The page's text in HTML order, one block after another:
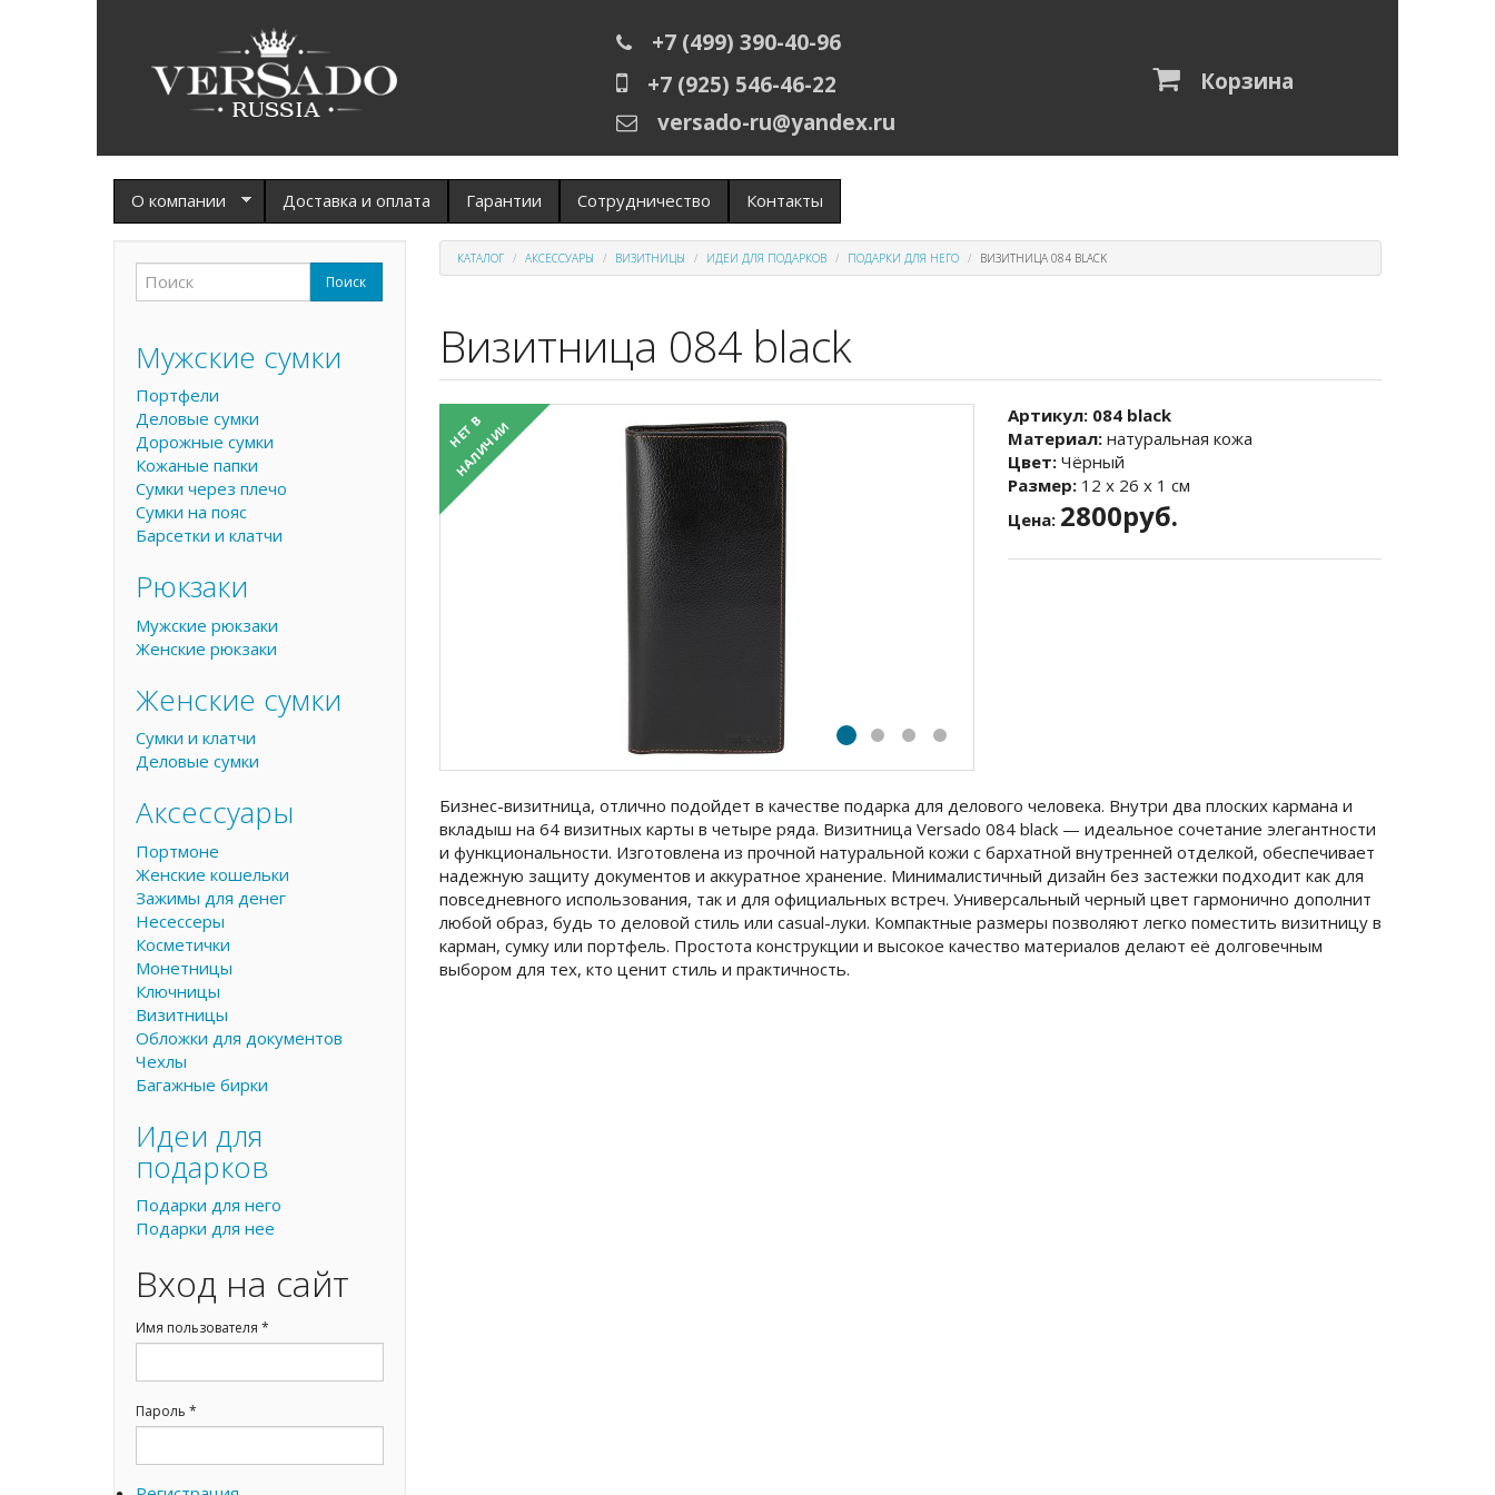
+7 (499) 390-40-96
+7 (925) 546-46-22
versado-ru@yandex.ru
Корзина
О компании Доставка и оплата Гарантии Сотрудничество Контакты
КАТАЛОГ АКСЕССУАРЫ ВИЗИТНИЦЫ ИДЕИ ДЛЯ ПОДАРКОВ ПОДАРКИ ДЛЯ НЕГО ВИЗИТНИЦА 084 BLACK
Визитница 084 black
Артикул: 084 black
Материал:натуральная кожа
Цвет:Чёрный
Размер: 12 х 26 х 1 см
Цена: 2800руб.
Бизнес-визитница, отлично подойдет в качестве подарка для делового человека. Внутри два плоских кармана и
вкладыш на 64 визитных карты в четыре ряда. Визитница Versado 084 black — идеальное сочетание элегантности
и функциональности. Изготовлена из прочной натуральной кожи с бархатной внутренней отделкой, обеспечивает
надежную защиту документов и аккуратное хранение. Минималистичный дизайн без застежки подходит как для
повседневного использования, так и для официальных встреч. Универсальный черный цвет гармонично дополнит
любой образ, будь то деловой стиль или casual-луки. Компактные размеры позволяют легко поместить визитницу в
карман, сумку или портфель. Простота конструкции и высокое качество материалов делают её долговечным
выбором для тех, кто ценит стиль и практичность.
Форма поиска
Поиск
Мужские сумки
Портфели
Деловые сумки
Дорожные сумки
Кожаные папки
Сумки через плечо
Сумки на пояс
Барсетки и клатчи
Рюкзаки
Мужские рюкзаки
Женские рюкзаки
Женские сумки
Сумки и клатчи
Деловые сумки
Аксессуары
Портмоне
Женские кошельки
Зажимы для денег
Несессеры
Косметички
Монетницы
Ключницы
Визитницы
Обложки для документов
Чехлы
Багажные бирки
Идеи для
подарков
Подарки для него
Подарки для нее
Вход на сайт
Имя пользователя *
Пароль *